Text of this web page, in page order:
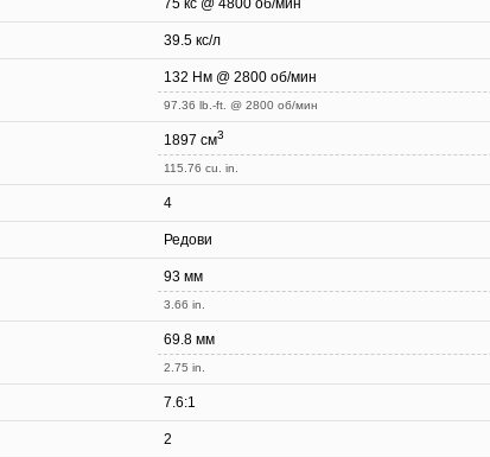
75 кс @ 4800 об/мин
39.5 кс/л
132 Нм @ 2800 об/мин
97.36 lb.-ft. @ 2800 об/мин
1897 см3
115.76 cu. in.
4
Редови
93 мм
3.66 in.
69.8 мм
2.75 in.
7.6:1
2